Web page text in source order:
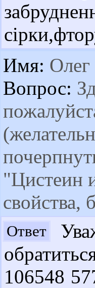
Имя: Олег
Вопрос:
"Цистеин
свойства,
Ответ
106548